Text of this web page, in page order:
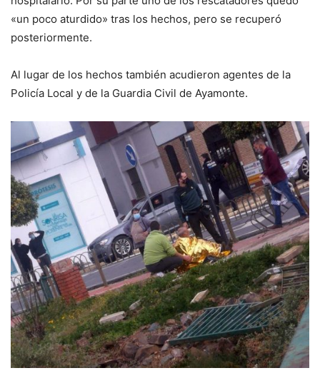
«un poco aturdido» tras los hechos, pero se recuperó
posteriormente.
Al lugar de los hechos también acudieron agentes de la
Policía Local y de la Guardia Civil de Ayamonte.